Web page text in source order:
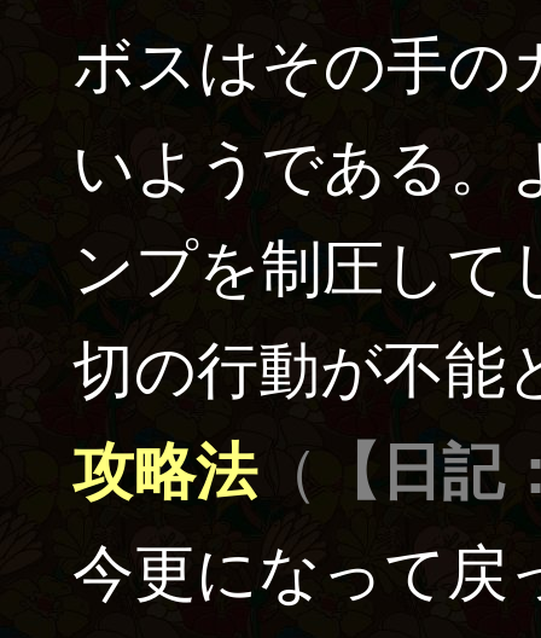
ボスはその手の
いようである。
ンプを制圧して
切の行動が不能
攻略法（
【日
今更になって戻